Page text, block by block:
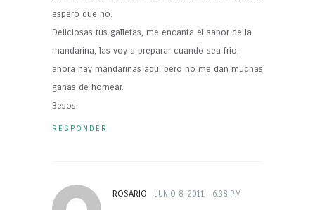
espero que no.
Deliciosas tus galletas, me encanta el sabor de la
mandarina, las voy a preparar cuando sea frío,
ahora hay mandarinas aqui pero no me dan muchas
ganas de hornear.
Besos.
RESPONDER
ROSARIO JUNIO 8, 2011 6:38 PM